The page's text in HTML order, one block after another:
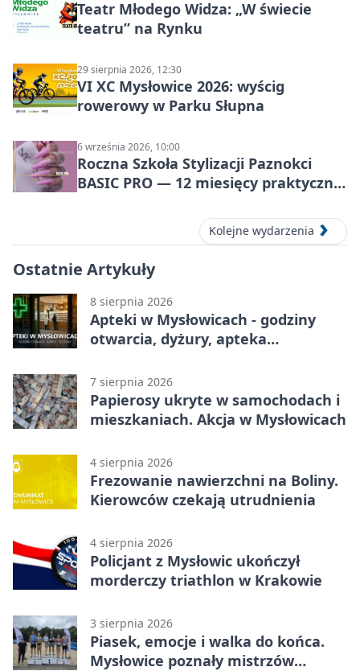
Teatr Młodego Widza: „W świecie
teatru” na Rynku
29 sierpnia 2026, 12:30
VI XC Mysłowice 2026: wyścig
rowerowy w Parku Słupna
6 września 2026, 10:00
Roczna Szkoła Stylizacji Paznokci
BASIC PRO — 12 miesięcy praktycznej
Kolejne wydarzenia
Ostatnie Artykuły
8 sierpnia 2026
Apteki w Mysłowicach - godziny
otwarcia, dyżury, apteka
7 sierpnia 2026
Papierosy ukryte w samochodach i
mieszkaniach. Akcja w Mysłowicach
4 sierpnia 2026
Frezowanie nawierzchni na Boliny.
Kierowców czekają utrudnienia
4 sierpnia 2026
Policjant z Mysłowic ukończył
morderczy triathlon w Krakowie
3 sierpnia 2026
Piasek, emocje i walka do końca.
Mysłowice poznały mistrzów